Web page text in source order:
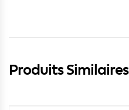
Produits Similaires